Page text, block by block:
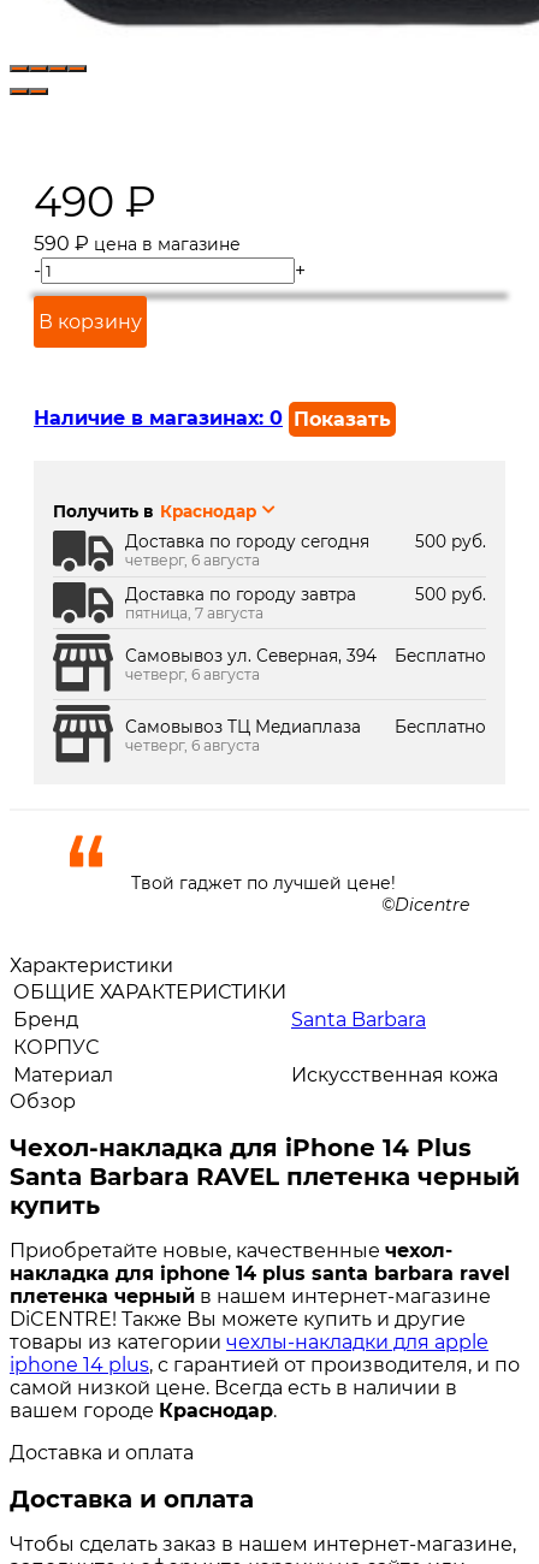
490 ₽
590 ₽ цена в магазине
- +
В корзину
Наличие в магазинах: 0 Показать
г. Краснодар, ТК Медиаплаза:
Получить в Краснодар
Доставка по городу сегодня
500 руб.
четверг, 6 августа
Доставка по городу завтра 500 руб.
пятница, 7 августа
Самовывоз ул. Северная, 394 Бесплатно
четверг, 6 августа
Самовывоз ТЦ Медиаплаза Бесплатно
четверг, 6 августа
Твой гаджет по лучшей цене!
Dicentre
Характеристики
ОБЩИЕ ХАРАКТЕРИСТИКИ
Бренд
Santa Barbara
КОРПУС
Материал
Искусственная кожа
Обзор
Чехол-накладка для iPhone 14 Plus
Santa Barbara RAVEL плетенка черный
купить
Приобретайте новые, качественные чехол-
накладка для iphone 14 plus santa barbara ravel
плетенка черный в нашем интернет-магазине
DiCENTRE! Также Вы можете купить и другие
товары из категории чехлы-накладки для apple
iphone 14 plus, с гарантией от производителя, и по
самой низкой цене. Всегда есть в наличии в
вашем городе Краснодар.
Доставка и оплата
Доставка и оплата
Чтобы сделать заказ в нашем интернет-магазине,